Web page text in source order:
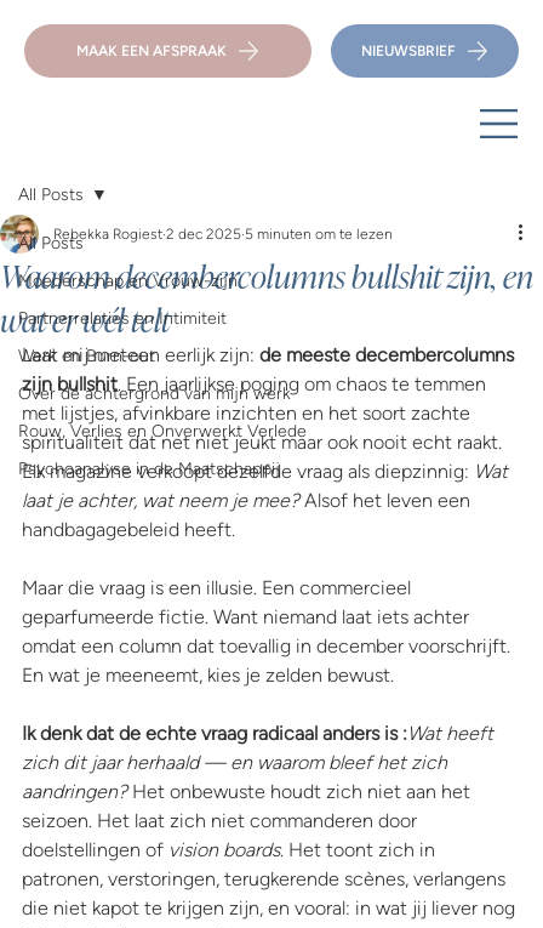
MAAK EEN AFSPRAAK NIEUWSBRIEF
All Posts
Moederschap en Vrouw-zijn
Partnerrelaties en Intimiteit
Werk en Burn-out
Over de achtergrond van mijn werk
Rouw, Verlies en Onverwerkt Verlede
Psychoanalyse in de Maatschappij
All Posts
Waarom decembercolumns bullshit zijn, en
wat er wél telt
Rebekka Rogiest 2 dec 2025 5 minuten om te lezen
Laat mij meteen eerlijk zijn: de meeste decembercolumns
zijn bullshit. Een jaarlijkse poging om chaos te temmen
met lijstjes, afvinkbare inzichten en het soort zachte
spiritualiteit dat net niet jeukt maar ook nooit echt raakt.
Elk magazine verkoopt dezelfde vraag als diepzinnig: Wat
laat je achter, wat neem je mee? Alsof het leven een
handbagagebeleid heeft.
Maar die vraag is een illusie. Een commercieel
geparfumeerde fictie. Want niemand laat iets achter
omdat een column dat toevallig in december voorschrijft.
En wat je meeneemt, kies je zelden bewust.
Ik denk dat de echte vraag radicaal anders is :Wat heeft
zich dit jaar herhaald — en waarom bleef het zich
aandringen? Het onbewuste houdt zich niet aan het
seizoen. Het laat zich niet commanderen door
doelstellingen of vision boards. Het toont zich in
patronen, verstoringen, terugkerende scènes, verlangens
die niet kapot te krijgen zijn, en vooral: in wat jij liever nog